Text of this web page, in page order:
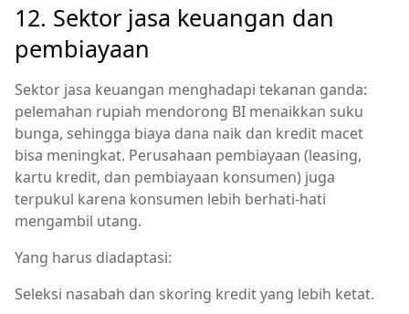
12. Sektor jasa keuangan dan
pembiayaan
Sektor jasa keuangan menghadapi tekanan ganda:
pelemahan rupiah mendorong BI menaikkan suku
bunga, sehingga biaya dana naik dan kredit macet
bisa meningkat. Perusahaan pembiayaan (leasing,
kartu kredit, dan pembiayaan konsumen) juga
terpukul karena konsumen lebih berhati‑hati
mengambil utang.
Yang harus diadaptasi:
Seleksi nasabah dan skoring kredit yang lebih ketat.